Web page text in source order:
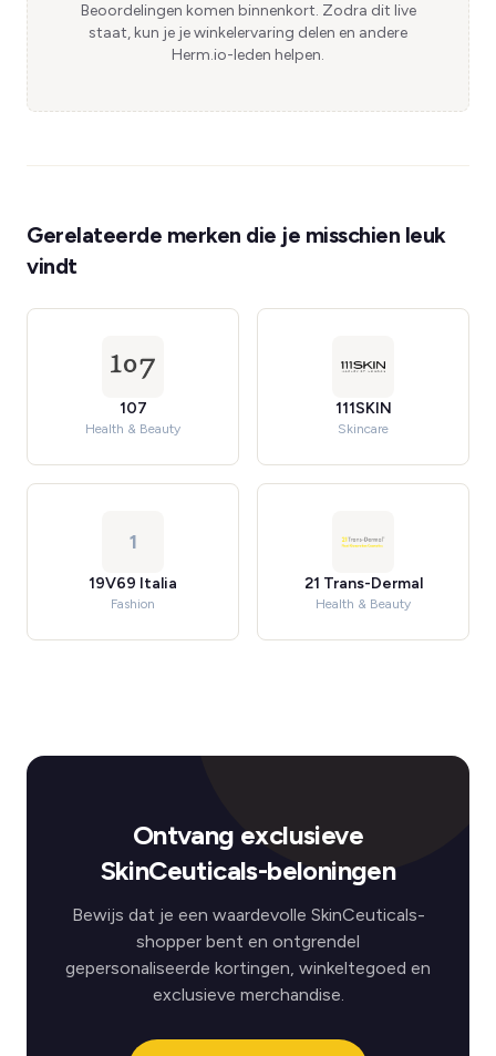
Beoordelingen komen binnenkort. Zodra dit live
staat, kun je je winkelervaring delen en andere
Herm.io-leden helpen.
Gerelateerde merken die je misschien leuk
vindt
107
Health & Beauty
111SKIN
Skincare
1
19V69 Italia
Fashion
21 Trans-Dermal
Health & Beauty
Ontvang exclusieve
SkinCeuticals-beloningen
Bewijs dat je een waardevolle SkinCeuticals-
shopper bent en ontgrendel
gepersonaliseerde kortingen, winkeltegoed en
exclusieve merchandise.